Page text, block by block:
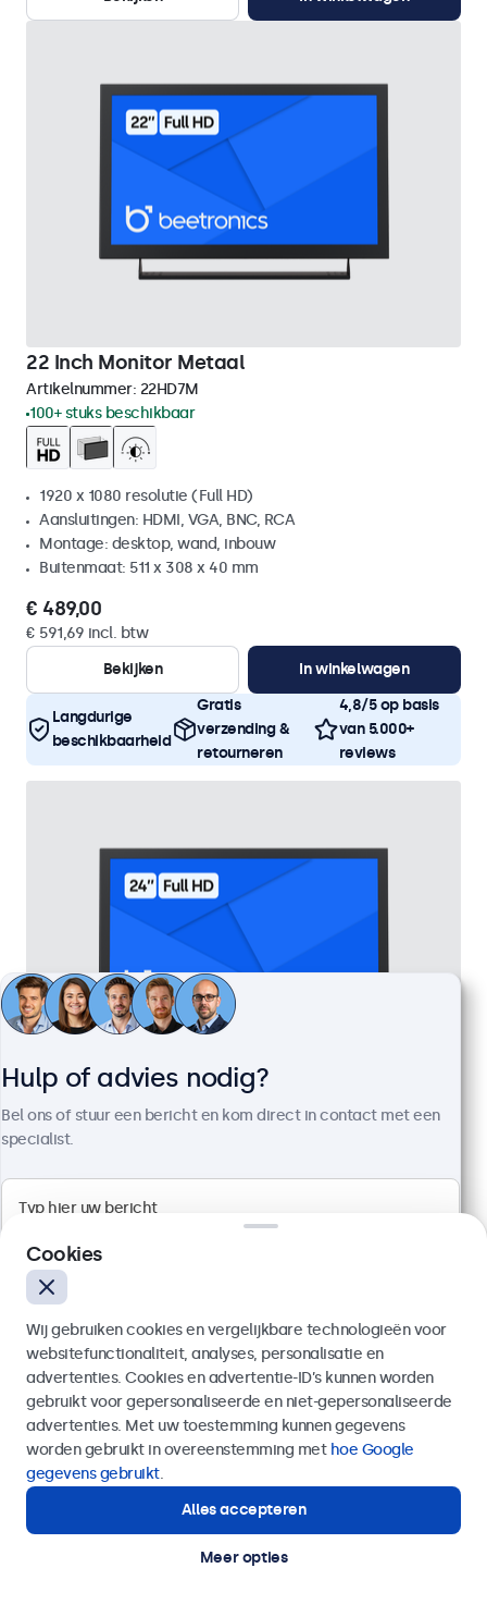
22 Inch Monitor Metaal
Artikelnummer: 22HD7M
100+ stuks beschikbaar
1920 x 1080 resolutie (Full HD)
Aansluitingen: HDMI, VGA, BNC, RCA
Montage: desktop, wand, inbouw
Buitenmaat: 511 x 308 x 40 mm
€ 489,00
€ 591,69 incl. btw
Bekijken
In winkelwagen
Langdurige
beschikbaarheid
Gratis
verzending &
retourneren
4,8/5 op basis
van 5.000+
reviews
24 Inch Monitor Metaal
Artikelnummer:
1920 x 1080 resolutie (Full HD)
Aansluitingen: HDMI, VGA, BNC, RCA
Montage: desktop, wand, inbouw
Buitenmaat: 560 x 337 x 41 mm
€ 499,00
€ 603,79 incl. btw
Bekijken
In winkelwagen
Hulp of advies nodig?
Bel ons of stuur een bericht en kom direct in contact met een
specialist.
Verzenden
Of bel ons op
Hulp of advies nodig?
Direct contact met een specialist.
Cookies
Wij gebruiken cookies en vergelijkbare technologieën voor
websitefunctionaliteit, analyses, personalisatie en
advertenties. Cookies en advertentie-ID’s kunnen worden
gebruikt voor gepersonaliseerde en niet-gepersonaliseerde
advertenties. Met uw toestemming kunnen gegevens
worden gebruikt in overeenstemming met hoe Google
gegevens gebruikt.
Alles accepteren
Meer opties